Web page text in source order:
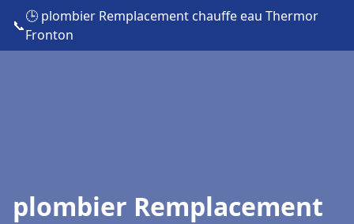
📞
🕒 plombier Remplacement chauffe eau Thermor
Fronton
plombier Remplacement